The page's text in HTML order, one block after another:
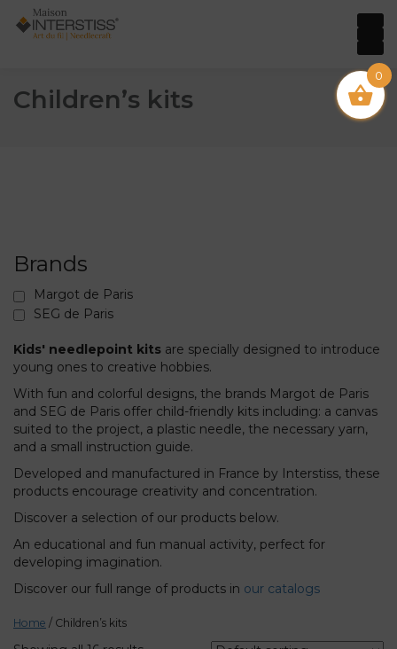
Children’s kits
Brands
Margot de Paris
SEG de Paris
Kids' needlepoint kits are specially designed to introduce
young ones to creative hobbies.
With fun and colorful designs, the brands Margot de Paris
and SEG de Paris offer child-friendly kits including: a canvas
suited to the project, a plastic needle, the necessary yarn,
and a small instruction guide.
Developed and manufactured in France by Interstiss, these
products encourage creativity and concentration.
Discover a selection of our products below.
An educational and fun manual activity, perfect for
developing imagination.
Discover our full range of products in our catalogs
Home / Children’s kits
0